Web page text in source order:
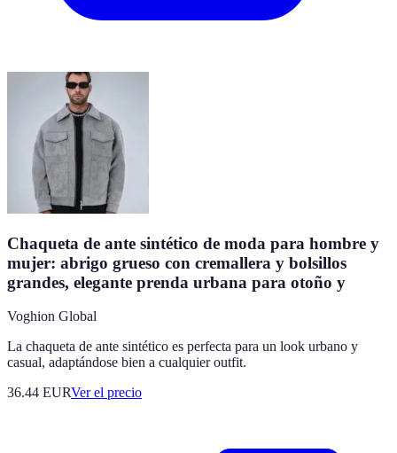
Chaqueta de ante sintético de moda para hombre y
mujer: abrigo grueso con cremallera y bolsillos
grandes, elegante prenda urbana para otoño y
Voghion Global
La chaqueta de ante sintético es perfecta para un look urbano y
casual, adaptándose bien a cualquier outfit.
36.44 EURVer el precio